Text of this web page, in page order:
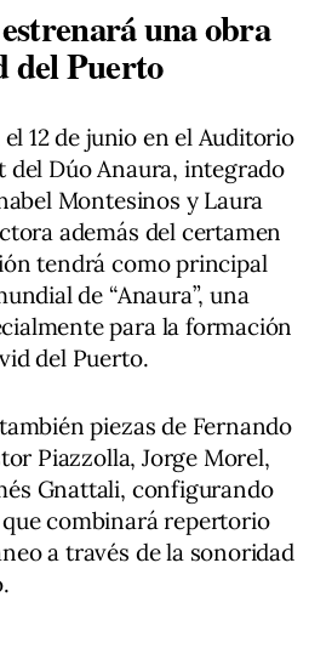
una obra
del Puerto
12 de junio en el Auditorio
del Dúo Anaura, integrado
Montesinos y Laura
además del certamen
tendrá como principal
de “Anaura”, una
para la formación
del Puerto.
piezas de Fernando
Piazzolla, Jorge Morel,
Gnattali, configurando
combinará repertorio
a través de la sonoridad